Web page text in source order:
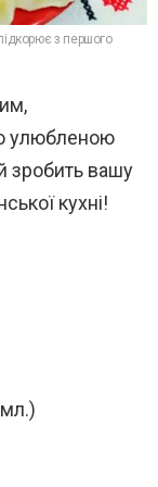
з першого
улюбленою
зробить вашу
кухні!